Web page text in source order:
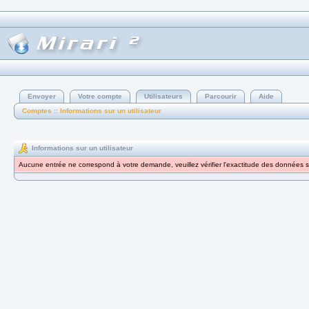
Envoyer Votre compte Utilisateurs Parcourir
Aide
Comptes :: Informations sur un utilisateur
Informations sur un utilisateur
Aucune entrée ne correspond à votre demande, veuillez vérifier l'exactitude des données